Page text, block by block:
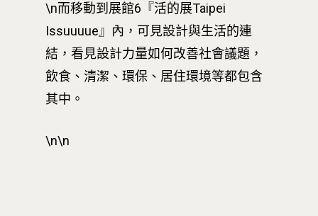
\n而移動到展館6『活的展Taipei
Issuuuue』內，可見設計與生活的連
結，看見設計力量如何改善社會議題，
飲食、清潔、環保、居住環境等都包含
其中。
\n\n